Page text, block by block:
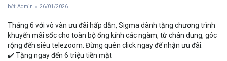
bởi: Admin 26/01/2026
Tháng 6 với vô vàn ưu đãi hấp dẫn, Sigma dành tặng chương trình
khuyến mãi sốc cho toàn bộ ống kính các ngàm, từ chân dung, góc
rộng đến siêu telezoom. Đừng quên click ngay để nhận ưu đãi:
✔️ Tặng ngay đến 6 triệu tiền mặt